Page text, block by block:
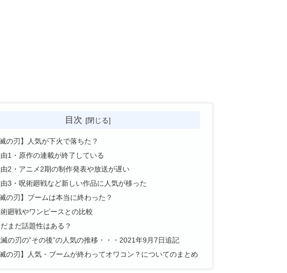
目次
滅の刃】人気が下火で落ちた？
1・原作の連載が終了している
2・アニメ2期の制作発表や放送が遅い
3・呪術廻戦など新しい作品に人気が移った
滅の刃】ブームは本当に終わった？
廻戦やワンピースとの比較
だまだ話題性はある？
滅の刃の”その後”の人気の推移・・・2021年9月7日追記
滅の刃】人気・ブームが終わってオワコン？についてのまとめ